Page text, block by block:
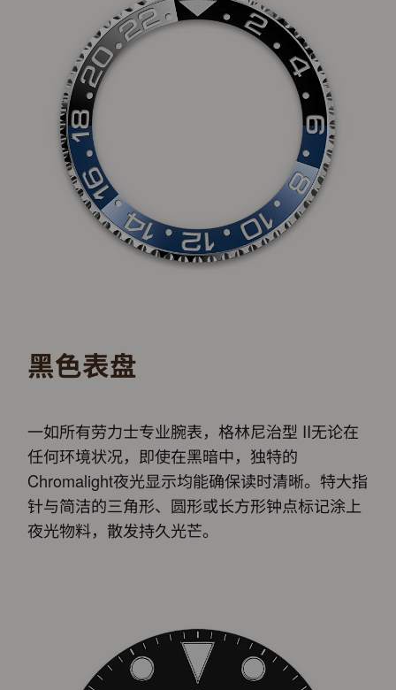
黑色表盘
一如所有劳力士专业腕表，格林尼治型 II无论在
任何环境状况，即使在黑暗中，独特的
Chromalight夜光显示均能确保读时清晰。特大指
针与简洁的三角形、圆形或长方形钟点标记涂上
夜光物料，散发持久光芒。